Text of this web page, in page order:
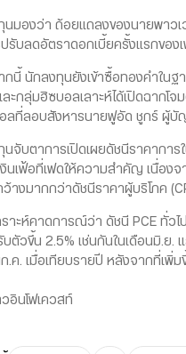
ว่า ถ้อยแถลงของนายพาวเวลเ
ปรับลดอัตราดอกเบี้ยครั้งแรกขอ
กลงทุนยังเข้าซื้อทองคำในฐาน
ะกลุ่มฮิซบอลเลาะห์ได้เปิดฉากโ
อลที่ลอบสังหารนายฟูอัด ชูกร์ ผู้บั
าการเปิดเผยดัชนีราคาการใช้จ่
งินเฟ้อที่เฟดให้ความสำคัญ เนื่อ
างมากกว่าดัชนีราคาผู้บริโภค
คาดการณ์ว่า ดัชนี PCE ทั่วไป
ตัวขึ้น 2.5% เช่นกันในเดือนมิ.ย.
ก.ค. เมื่อเทียบรายปี หลังจากที่เพิ่ม
อินโฟเควสท์